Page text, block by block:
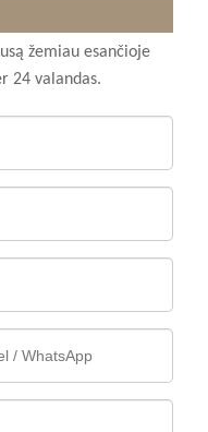
žemiau esančioje
24 valandas.